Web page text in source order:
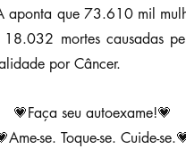
que 73.610 mil
mortes causadas
por Câncer.
💗Faça seu autoexame!💗
se. Toque-se. Cuide-